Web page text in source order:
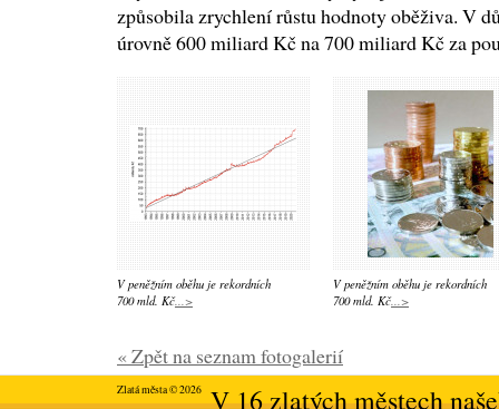
způsobila zrychlení růstu hodnoty oběživa. V
úrovně 600 miliard Kč na 700 miliard Kč za
V peněžním oběhu je rekordních
700 mld. Kč...>
V peněžním oběhu je rekordních
700 mld. Kč...>
« Zpět na seznam fotogalerií
Zlatá města © 2026V 16 zlatých městech